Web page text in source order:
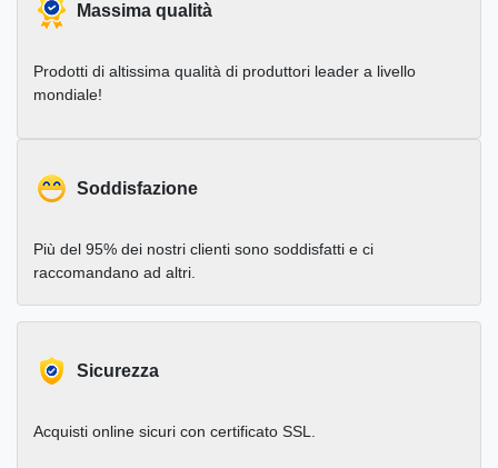
Massima qualità
Prodotti di altissima qualità di produttori leader a livello
mondiale!
Soddisfazione
Più del 95% dei nostri clienti sono soddisfatti e ci
raccomandano ad altri.
Sicurezza
Acquisti online sicuri con certificato SSL.